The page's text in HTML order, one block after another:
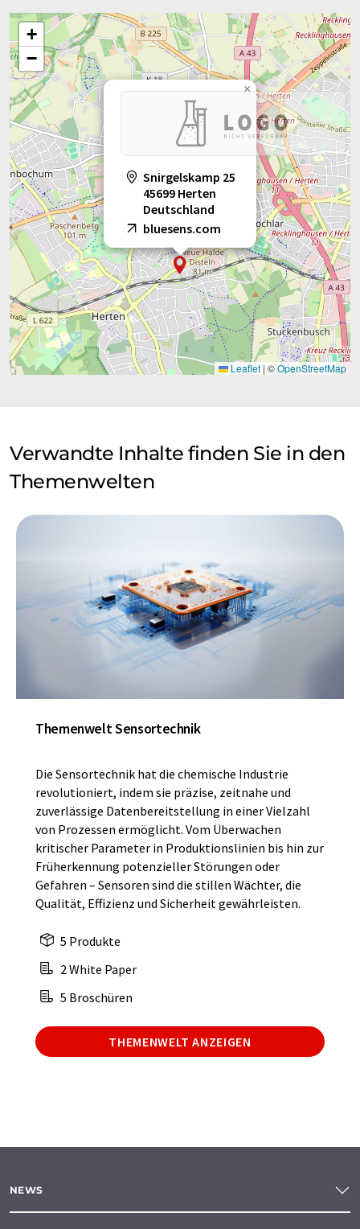
Snirgelskamp 25
45699 Herten
Deutschland
bluesens.com
×
+
−
Leaflet | ©OpenStreetMap
Verwandte Inhalte finden Sie in den
Themenwelten
Themenwelt Sensortechnik
Die Sensortechnik hat die chemische Industrie
revolutioniert, indem sie präzise, zeitnahe und
zuverlässige Datenbereitstellung in einer Vielzahl
von Prozessen ermöglicht. Vom Überwachen
kritischer Parameter in Produktionslinien bis hin zur
Früherkennung potenzieller Störungen oder
Gefahren – Sensoren sind die stillen Wächter, die
Qualität, Effizienz und Sicherheit gewährleisten.
5 Produkte
2 White Paper
5 Broschüren
THEMENWELT ANZEIGEN
NEWS